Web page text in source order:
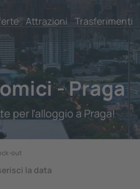
Attrazioni Trasferimenti
- Praga
per l'alloggio a Praga!